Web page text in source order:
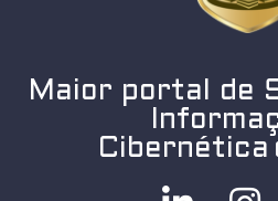
Maior portal de
Cibernética